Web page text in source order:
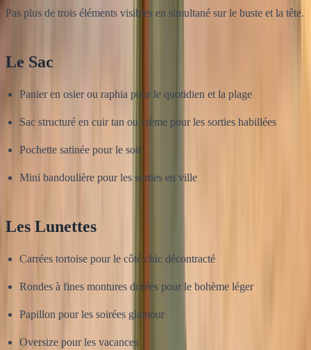
Pas plus de trois éléments visibles en simultané sur le buste et la tête.
Le Sac
Panier en osier ou raphia pour le quotidien et la plage
Sac structuré en cuir tan ou crème pour les sorties habillées
Pochette satinée pour le soir
Mini bandoulière pour les sorties en ville
Les Lunettes
Carrées tortoise pour le côté chic décontracté
Rondes à fines montures dorées pour le bohème léger
Papillon pour les soirées glamour
Oversize pour les vacances